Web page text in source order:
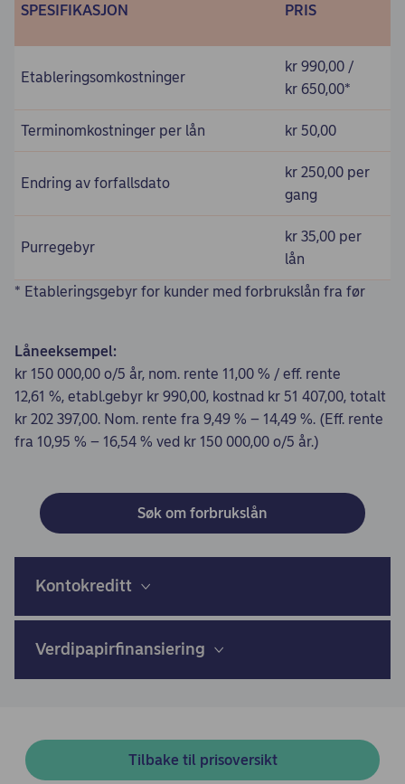
SPESIFIKASJON PRIS
Etableringsomkostninger
kr 990,00 /
kr 650,00*
Terminomkostninger per lån kr 50,00
Endring av forfallsdato
kr 250,00 per
gang
Purregebyr
kr 35,00 per
lån
* Etableringsgebyr for kunder med forbrukslån fra før
Låneeksempel:
kr 150 000,00 o/5 år, nom. rente 11,00 % / eff. rente
12,61 %, etabl.gebyr kr 990,00, kostnad kr 51 407,00, totalt
kr 202 397,00. Nom. rente fra 9,49 % – 14,49 %. (Eff. rente
fra 10,95 % – 16,54 % ved kr 150 000,00 o/5 år.)
Søk om forbrukslån
Kontokreditt
Verdipapirfinansiering
Tilbake til prisoversikt